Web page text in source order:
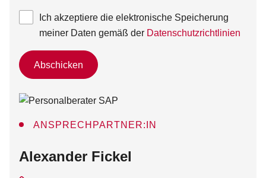
Ich akzeptiere die elektronische Speicherung
meiner Daten gemäß der Datenschutzrichtlinien
Abschicken
ANSPRECHPARTNER:IN
:
Alexander Fickel